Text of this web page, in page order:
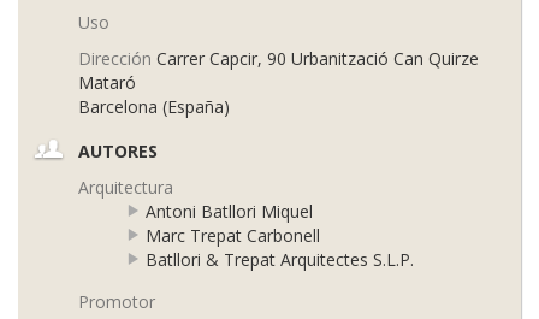
Uso
Dirección Carrer Capcir, 90 Urbanització Can Quirze
Mataró
Barcelona (España)
AUTORES
Arquitectura
Antoni Batllori Miquel
Marc Trepat Carbonell
Batllori & Trepat Arquitectes S.L.P.
Promotor